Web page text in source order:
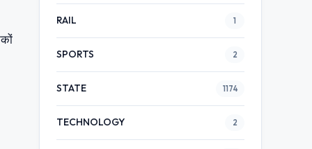
RAIL 1
SPORTS 2
STATE 1174
TECHNOLOGY 2